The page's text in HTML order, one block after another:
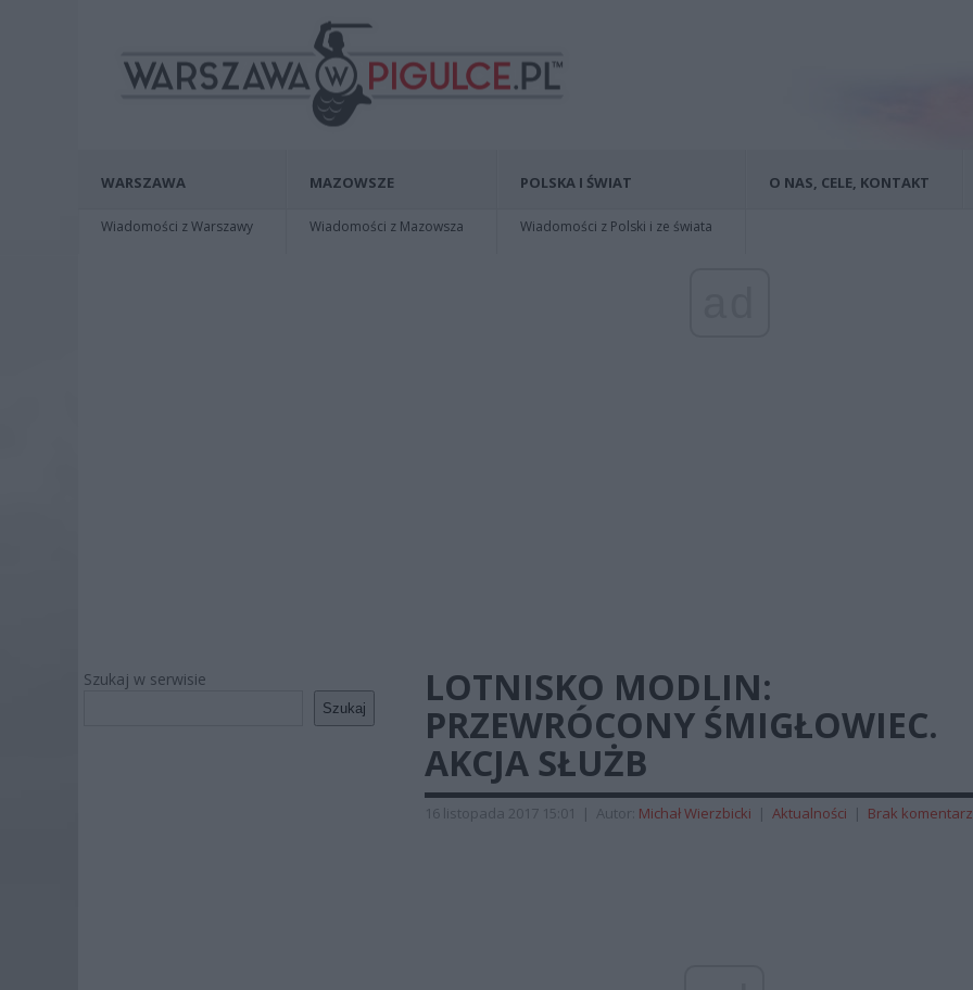
WARSZAWA
Wiadomości z Warszawy
MAZOWSZE
Wiadomości z Mazowsza
POLSKA I ŚWIAT
Wiadomości z Polski i ze świata
O NAS, CELE, KONTAKT
Szukaj w serwisie
Szukaj
LOTNISKO MODLIN:
PRZEWRÓCONY ŚMIGŁOWIEC.
AKCJA SŁUŻB
16 listopada 2017 15:01 | Autor: Michał Wierzbicki | Aktualności | Brak